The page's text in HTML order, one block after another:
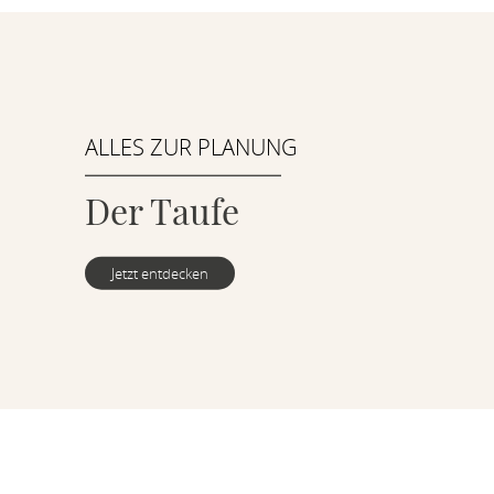
ALLES ZUR PLANUNG
Der Taufe
Jetzt entdecken